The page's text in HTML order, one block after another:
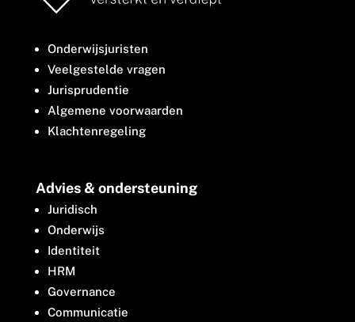
Onderwijsjuristen
Veelgestelde vragen
Jurisprudentie
Algemene voorwaarden
Klachtenregeling
Advies & ondersteuning
Juridisch
Onderwijs
Identiteit
HRM
Governance
Communicatie